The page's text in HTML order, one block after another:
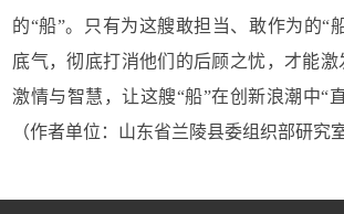
的“船”。只有为这艘敢担当、敢作为的“
底气，彻底打消他们的后顾之忧，才能
激情与智慧，让这艘“船”在创新浪潮中“
（作者单位：山东省兰陵县委组织部研究室